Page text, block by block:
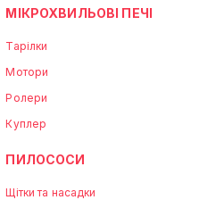
МІКРОХВИЛЬОВІ ПЕЧІ
Тарілки
Мотори
Ролери
Куплер
ПИЛОСОСИ
Щітки та насадки